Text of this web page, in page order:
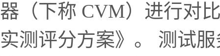
器（下称 CVM）进行对
实测评分方案》。 测试